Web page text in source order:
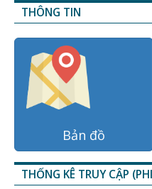
THÔNG TIN
Bản đồ
THỐNG KÊ TRUY CẬP